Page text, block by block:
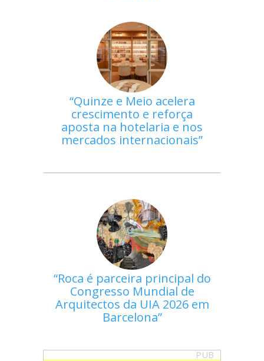
Quinze e Meio acelera
crescimento e reforça
aposta na hotelaria e nos
mercados internacionais
Roca é parceira principal do
Congresso Mundial de
Arquitectos da UIA 2026 em
Barcelona
PUB